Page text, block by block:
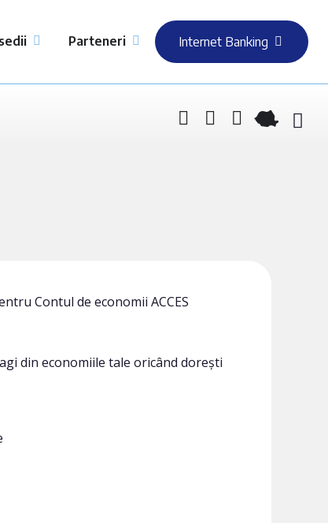
Parteneri Internet Banking
Contul de economii ACCES
din economiile tale oricând dorești